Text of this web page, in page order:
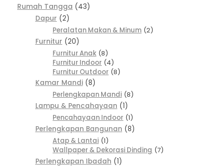
Rumah Tangga 43
Dapur
2
Peralatan Makan & Minum 2
Furnitur
20
Furnitur Anak 8
Furnitur Indoor 4
Furnitur Outdoor 8
Kamar Mandi 8
Perlengkapan Mandi 8
Lampu & Pencahayaan
1
Pencahayaan Indoor 1
Perlengkapan Bangunan
8
Atap & Lantai 1
Wallpaper & Dekorasi Dinding 7
Perlengkapan Ibadah
1